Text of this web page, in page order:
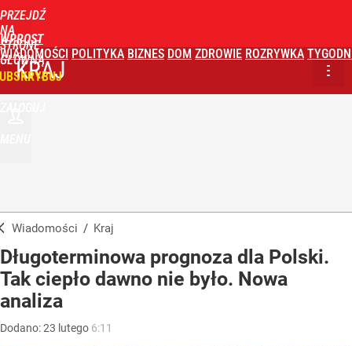
PRZEJDŹ
NA
STRONĘ
GŁÓWNĄ
WPROST
WIADOMOŚCI POLITYKA BIZNES DOM ZDROWIE ROZRYWKA
KRAJ
Wiadomości / Kraj
Długoterminowa prognoza dla Polski.
Tak ciepło dawno nie było. Nowa
analiza
Dodano:23 lutego 6:11